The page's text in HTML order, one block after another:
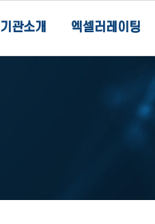
기관소개 엑셀러레이팅